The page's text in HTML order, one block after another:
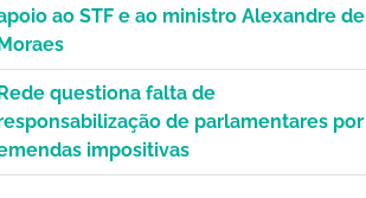
ao STF e ao ministro Alexandre de
questiona falta de
de parlamentares por
impositivas